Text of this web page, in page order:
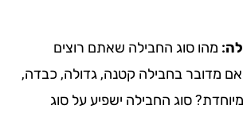
סוג החבילה שאתם רוצים
בחבילה קטנה, גדולה, כבדה,
סוג החבילה ישפיע על סוג